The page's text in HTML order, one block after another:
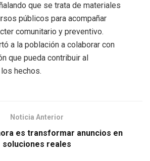
que se trata de materiales
públicos para acompañar
comunitario y preventivo.
a la población a colaborar con
que pueda contribuir al
hechos.
Noticia Anterior
es transformar anuncios en
soluciones reales